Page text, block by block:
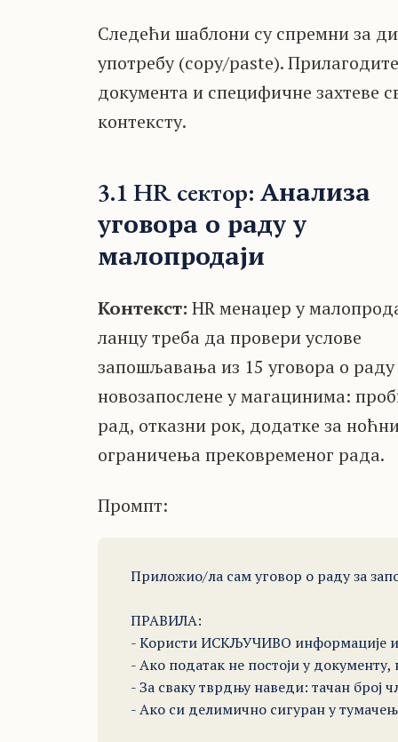
Следећи шаблони су спремни за
употребу (copy/paste).
документа и специфичне захтеве
контексту.
3.1 HR сектор:Анализа
уговора о раду у
малопродаји
Контекст:HR менаџер у
ланцу треба да провери услове
запошљавања из 15 уговора о раду
новозапослене у магацинима:
рад, отказни рок, додатке за
ограничења прековременог рада.
Промпт:
Приложио/ла сам уговор о раду за
ПРАВИЛА:
- Користи ИСКЉУЧИВО информације
- Ако податак не постоји у
- За сваку тврдњу наведи: тачан број
- Ако си делимично сигуран у